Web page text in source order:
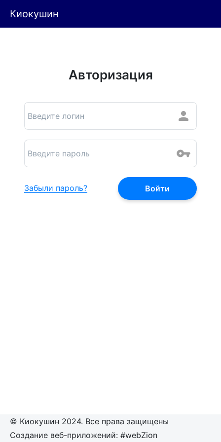
Киокушин
Авторизация
Забыли пароль?
© Киокушин 2024. Все права защищены
Создание веб-приложений: #webZion